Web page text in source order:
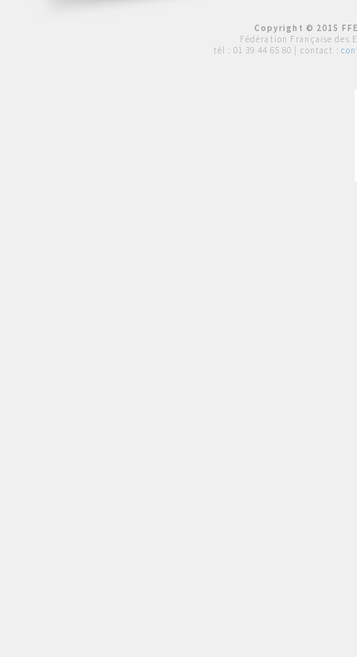
Copyright © 2015
Fédération Française des
tél : 01 39 44 65 80 | contact :